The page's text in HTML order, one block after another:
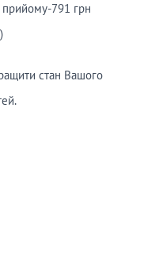
прийому-791 грн
стан Вашого